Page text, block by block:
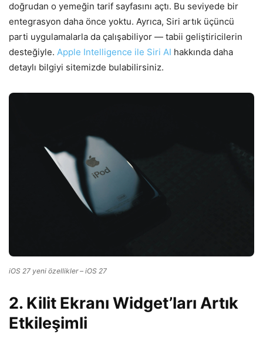
doğrudan o yemeğin tarif sayfasını açtı. Bu seviyede bir
entegrasyon daha önce yoktu. Ayrıca, Siri artık üçüncü
parti uygulamalarla da çalışabiliyor — tabii geliştiricilerin
desteğiyle. Apple Intelligence ile Siri AI hakkında daha
detaylı bilgiyi sitemizde bulabilirsiniz.
iOS 27 yeni özellikler – iOS 27
2. Kilit Ekranı Widget’ları Artık
Etkileşimli